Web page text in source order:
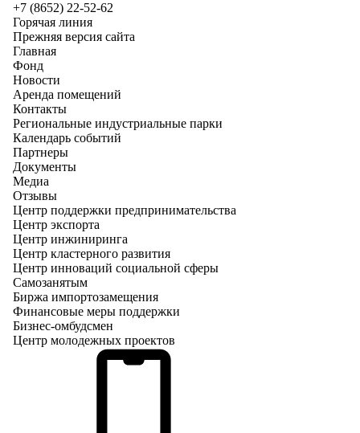
+7 (8652) 22-52-62
Горячая линия
Прежняя версия сайта
Главная
Фонд
Новости
Аренда помещений
Контакты
Региональные индустриальные парки
Календарь событий
Партнеры
Документы
Медиа
Отзывы
Центр поддержки предпринимательства
Центр экспорта
Центр инжиниринга
Центр кластерного развития
Центр инноваций социальной сферы
Cамозанятым
Биржа импортозамещения
Финансовые меры поддержки
Бизнес-омбудсмен
Центр молодежных проектов